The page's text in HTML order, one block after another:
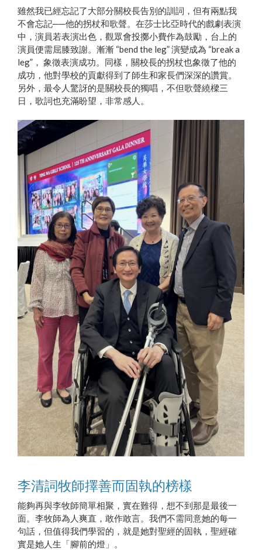
雖然我已經忘記了大部分關校長告別的訓詞，但有兩點我
不會忘記──他的拐杖和歌聲。在莎士比亞時代的戲劇表演
中，演員若表演出色，觀眾會投擲小費作為鼓勵，台上的
演員便需屈膝致謝。漸漸 “bend the leg” 演變成為 “break a
leg”， 象徵表演成功。同樣，關校長的拐杖也象徵了他的
成功，他對學校的貢獻得到了師生和家長們深深的讚賞。
另外，最令人驚訝的是關校長的獨唱，不但歌聲繞樑三
日，歌詞也充滿盼望，非常感人。
李清詞牧師擇善而固執的榜樣
能夠再與李牧師簡單相聚，實在難得，想不到那是最後一
面。李牧師為人爽直，敢作敢言。我們不需同意她的每一
句話，但值得我們學習的，就是她對聖經的固執，聖經確
實是她人生「腳前的燈」。